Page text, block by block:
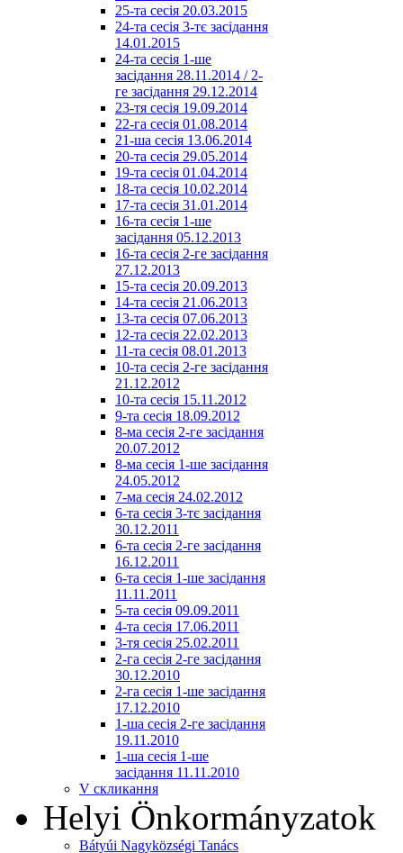
25-та сесія 20.03.2015
24-та сесія 3-тє засідання
14.01.2015
24-та сесія 1-ше
засідання 28.11.2014 / 2-
ге засідання 29.12.2014
23-тя сесія 19.09.2014
22-га сесія 01.08.2014
21-ша сесія 13.06.2014
20-та сесія 29.05.2014
19-та сесія 01.04.2014
18-та сесія 10.02.2014
17-та сесія 31.01.2014
16-та сесія 1-ше
засідання 05.12.2013
16-та сесія 2-ге засідання
27.12.2013
15-та сесія 20.09.2013
14-та сесія 21.06.2013
13-та сесія 07.06.2013
12-та сесія 22.02.2013
11-та сесія 08.01.2013
10-та сесія 2-ге засідання
21.12.2012
10-та сесія 15.11.2012
9-та сесія 18.09.2012
8-ма сесія 2-ге засідання
20.07.2012
8-ма сесія 1-ше засідання
24.05.2012
7-ма сесія 24.02.2012
6-та сесія 3-тє засідання
30.12.2011
6-та сесія 2-ге засідання
16.12.2011
6-та сесія 1-ше засідання
11.11.2011
5-та сесія 09.09.2011
4-та сесія 17.06.2011
3-тя сесія 25.02.2011
2-га сесія 2-ге засідання
30.12.2010
2-га сесія 1-ше засідання
17.12.2010
1-ша сесія 2-ге засідання
19.11.2010
1-ша сесія 1-ше
засідання 11.11.2010
V скликання
Helyi Önkormányzatok
Bátyúi Nagyközségi Tanács